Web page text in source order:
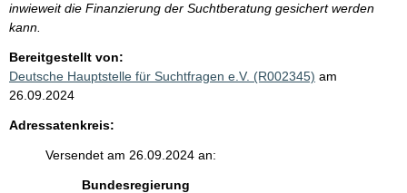
inwieweit die Finanzierung der Suchtberatung gesichert werden
kann.
Bereitgestellt von:
Deutsche Hauptstelle für Suchtfragen e.V. (R002345) am
26.09.2024
Adressatenkreis:
Versendet am 26.09.2024 an:
Bundesregierung